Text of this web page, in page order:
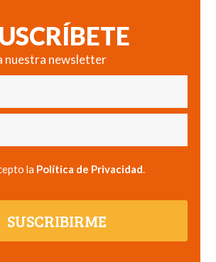
nuestra newsletter
la Política de Privacidad.
SUSCRIBIRME